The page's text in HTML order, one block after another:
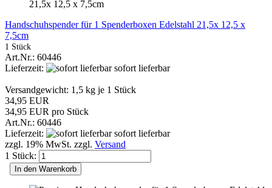
Handschuhspender für 1 Spenderboxen Edelstahl 21,5x 12,5 x
7,5cm
1 Stück
Art.Nr.: 60446
Lieferzeit:
sofort lieferbar
Versandgewicht: 1,5 kg je 1 Stück
34,95 EUR
34,95 EUR pro Stück
Art.Nr.: 60446
Lieferzeit:
sofort lieferbar
zzgl. 19% MwSt. zzgl. Versand
1 Stück:
In den Warenkorb